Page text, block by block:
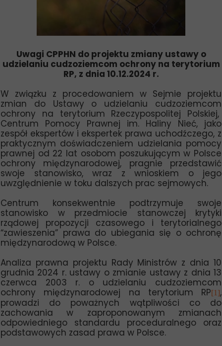
Uwagi CPPHN do projektu zmiany ustawy o
udzielaniu cudzoziemcom ochrony na terytorium
RP, z dnia 10.12.2024 r.
W związku z procedowaniem w Sejmie projektu
zmian do Ustawy o udzielaniu cudzoziemcom
ochrony na terytorium Rzeczypospolitej Polskiej,
Centrum Pomocy Prawnej im. Haliny Nieć, jako
zespół ekspertów i ekspertek prawa uchodźczego, z
praktycznym doświadczeniem udzielania pomocy
prawnej od 22 lat osobom poszukującym w Polsce
ochrony międzynarodowej, pragnie przedstawić
swoje stanowisko, wraz z wnioskiem o jego
uwzględnienie w toku dalszych prac sejmowych.
Centrum konsekwentnie podtrzymuje swoje
stanowisko w przedmiocie stanowczej krytyki
rządowej propozycji czasowego i terytorialnego
“zawieszenia” prawa do ubiegania się o ochronę
międzynarodową w Polsce.
Analiza prawna projektu Rady Ministrów z dnia 10
grudnia 2024 r. ustawy o zmianie ustawy z dnia 13
czerwca 2003 r. o udzielaniu cudzoziemcom
ochrony międzynarodowej na terytorium RP[1],
prowadzi do poważnych wątpliwości co do
zachowania w zaproponowanym zmianach
odpowiedniego standardu proceduralnego oraz
podstawowych zasad prawa w Polsce.